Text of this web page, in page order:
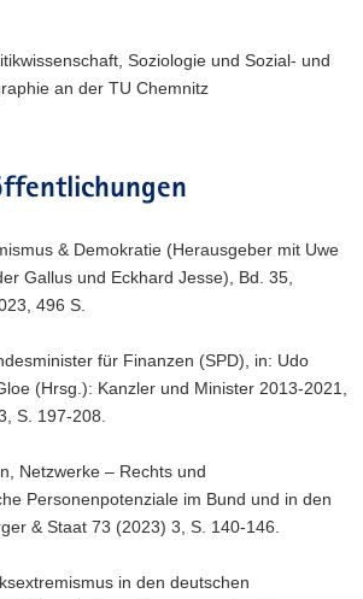
Soziologie und Sozial- und
an der TU Chemnitz
& Demokratie (Herausgeber mit Uwe
Gallus und Eckhard Jesse), Bd. 35,
496 S.
für Finanzen (SPD), in: Udo
(Hrsg.): Kanzler und Minister 2013-2021,
S. 197-208.
Netzwerke – Rechts und
Personenpotenziale im Bund und in den
& Staat 73 (2023) 3, S. 140-146.
in den deutschen